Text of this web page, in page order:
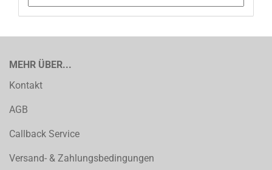
MEHR ÜBER...
Kontakt
AGB
Callback Service
Versand- & Zahlungsbedingungen